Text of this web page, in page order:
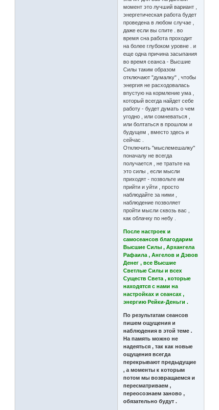
момент это лучший вариант ,
энергетическая работа будет
проведена в любом случае ,
даже если вы спите . во
время сна работа проходит
на более глубоком уровне . и
еще одна причина засыпания
во время сеанса - Высшие
Силы таким образом
отключают "думалку" , чтобы
энергия не расходовалась
впустую на кормление ума ,
который всегда найдет себе
работу - будет думать о чем
угодно , или сомневаться ,
или болтаться в прошлом и
будущем , вместо здесь и
сейчас .
Отключить "мыслемешалку"
поначалу не всегда
получается , не тратьте на
это силы , если мысли
приходят - позвольте им
прийти и уйти , просто
наблюдайте за ними ,
наблюдение позволяет
пройти мысли сквозь вас ,
как облачку по небу .
После настроек и
самосеансов благодарим
Высшие Силы , Архангела
Рафаила , Ангелов и Дэвов
Денег , все Высшие
Светлые Силы и всех
Существ Света , которые
находятся с нами на
настройках и сеансах ,
энергию Рейки-Деньги .
По результатам сеансов
пишем ощущения и
наблюдения в этой теме .
На память можно не
надеяться , так как новые
ощущения всегда
перекрывают предыдущие
, а моменты к которым
потом мы возвращаемся и
пересматриваем ,
переосознаем заново ,
обязательно будут .